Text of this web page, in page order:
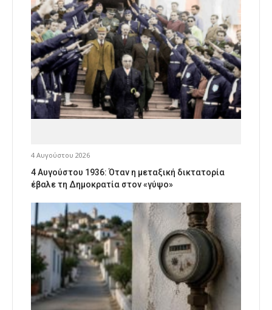
4 Αυγούστου 2026
4 Αυγούστου 1936: Όταν η μεταξική δικτατορία
έβαλε τη Δημοκρατία στον «γύψο»